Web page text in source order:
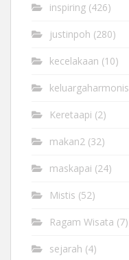
inspiring (426)
justinpoh (280)
kecelakaan (10)
keluargaharmonis
Keretaapi (2)
makan2 (32)
maskapai (24)
Mistis (52)
Ragam Wisata (7)
sejarah (4)